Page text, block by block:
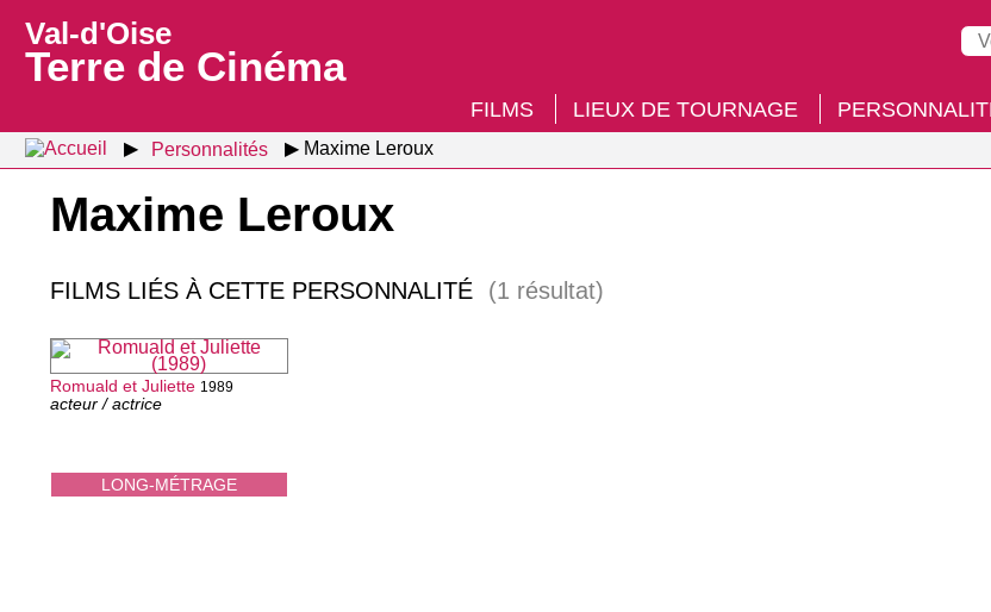
Val-d'Oise
Terre de Cinéma
FILMS LIEUX DE TOURNAGE
Personnalités Maxime Leroux
Maxime Leroux
FILMS LIÉS À CETTE PERSONNALITÉ (1 résultat)
LONG-MÉTRAGE
Romuald et Juliette 1989
acteur / actrice